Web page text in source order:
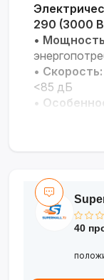
290 (3000
•
• Скорость:
<85 дБ
•
быстрого
40